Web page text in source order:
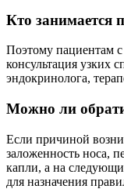
Кто занимается
Поэтому пациентам с
консультация узких
эндокринолога,
Можно ли
Если причиной
заложенность носа,
капли, а на
для назначения